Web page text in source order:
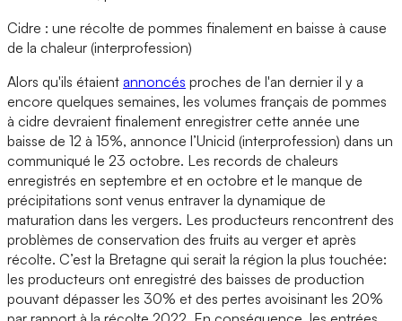
Cidre : une récolte de pommes finalement en baisse à cause
de la chaleur (interprofession)
Alors qu'ils étaient annoncés proches de l'an dernier il y a
encore quelques semaines, les volumes français de pommes
à cidre devraient finalement enregistrer cette année une
baisse de 12 à 15%, annonce l’Unicid (interprofession) dans un
communiqué le 23 octobre. Les records de chaleurs
enregistrés en septembre et en octobre et le manque de
précipitations sont venus entraver la dynamique de
maturation dans les vergers. Les producteurs rencontrent des
problèmes de conservation des fruits au verger et après
récolte. C’est la Bretagne qui serait la région la plus touchée:
les producteurs ont enregistré des baisses de production
pouvant dépasser les 30% et des pertes avoisinant les 20%